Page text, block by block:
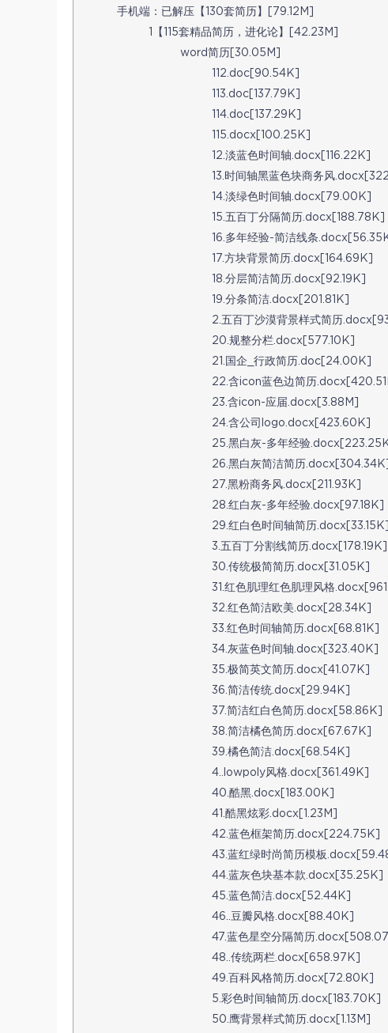
手机端：已解压【130套简历】[79.12M]
1【115套精品简历，进化论】[42.23M]
word简历[30.05M]
112.doc[90.54K]
113.doc[137.79K]
114.doc[137.29K]
115.docx[100.25K]
12.淡蓝色时间轴.docx[116.22K]
13.时间轴黑蓝色块商务风
14.淡绿色时间轴.docx[79.00K]
15.五百丁分隔简历.docx[188.78K]
16.多年经验-简洁线条
17.方块背景简历.docx[164.69K]
18.分层简洁简历.docx[92.19K]
19.分条简洁.docx[201.81K]
2.五百丁沙漠背景样式简历
20.规整分栏.docx[577.10K]
21.国企_行政简历.doc[24.00K]
22.含icon蓝色边简历
23.含icon-应届.docx[3.88M]
24.含公司logo.docx[423.60K]
25.黑白灰-多年经验
26.黑白灰简洁简历.docx[304.34K]
27.黑粉商务风.docx[211.93K]
28.红白灰-多年经验.docx[97.18K]
29.红白色时间轴简历.docx[33.15K]
3.五百丁分割线简历.docx[178.19K]
30.传统极简简历.docx[31.05K]
31.红色肌理红色肌理风格
32.红色简洁欧美.docx[28.34K]
33.红色时间轴简历.docx[68.81K]
34.灰蓝色时间轴.docx[323.40K]
35.极简英文简历.docx[41.07K]
36.简洁传统.docx[29.94K]
37.简洁红白色简历.docx[58.86K]
38.简洁橘色简历.docx[67.67K]
39.橘色简洁.docx[68.54K]
4..lowpoly风格.docx[361.49K]
40.酷黑.docx[183.00K]
41.酷黑炫彩.docx[1.23M]
42.蓝色框架简历.docx[224.75K]
43.蓝红绿时尚简历模板
44.蓝灰色块基本款.docx[35.25K]
45.蓝色简洁.docx[52.44K]
46..豆瓣风格.docx[88.40K]
47.蓝色星空分隔简历
48..传统两栏.docx[658.97K]
49.百科风格简历.docx[72.80K]
5.彩色时间轴简历.docx[183.70K]
50.鹰背景样式简历.docx[1.13M]